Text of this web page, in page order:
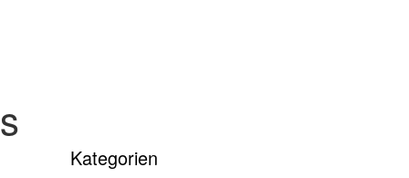
Kategorien